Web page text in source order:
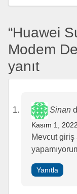
“Huawei
Modem
yanıt
Sinan
Kasım 1,
Mevcut giriş
Yanıtla